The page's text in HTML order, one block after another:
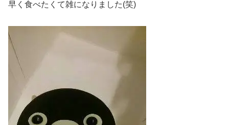
早く食べたくて雑になりました(笑)